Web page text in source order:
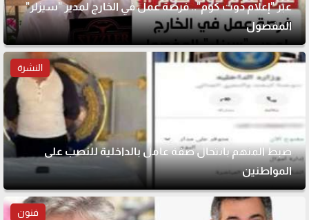
عبر "إعلام دوت كوم".. فرصة عمل في الخارج لمدير "سيزلر"
المفصول
النشرة
ضبط المتهم بانتحال صفة عامل بالداخلية للنصب على
المواطنين
فنون